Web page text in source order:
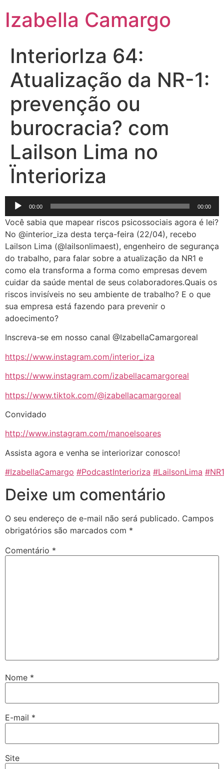
Izabella Camargo
InteriorIza 64:
Atualização da NR-1:
prevenção ou
burocracia? com
Lailson Lima no
Ïnterioriza
Tocador
de
áudio
00:00 00:00
Você sabia que mapear riscos psicossociais agora é lei?
No @interior_iza desta terça-feira (22/04), recebo
Lailson Lima (@lailsonlimaest), engenheiro de segurança
do trabalho, para falar sobre a atualização da NR1 e
como ela transforma a forma como empresas devem
cuidar da saúde mental de seus colaboradores.Quais os
riscos invisíveis no seu ambiente de trabalho? E o que
sua empresa está fazendo para prevenir o
adoecimento?
Inscreva-se em nosso canal @IzabellaCamargoreal
https://www.instagram.com/interior_iza
https://www.instagram.com/izabellacamargoreal
https://www.tiktok.com/@izabellacamargoreal
Convidado
http://www.instagram.com/manoelsoares
Assista agora e venha se interiorizar conosco!
#IzabellaCamargo #PodcastInterioriza #LailsonLima #NR1
Deixe um comentário
O seu endereço de e-mail não será publicado. Campos
obrigatórios são marcados com *
Comentário *
Nome *
E-mail *
Site